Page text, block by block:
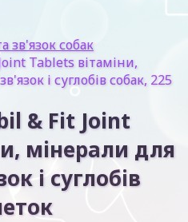
зв'язок собак
Tablets вітаміни,
і суглобів собак, 225
& Fit Joint
мінерали для
і суглобів